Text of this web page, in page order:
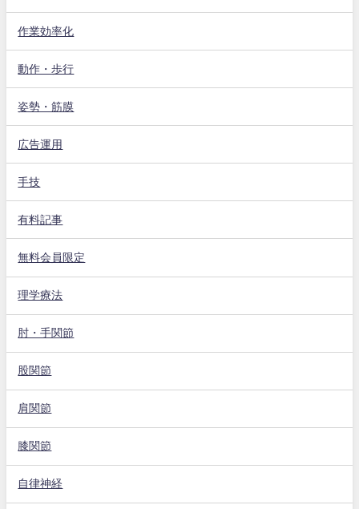
作業効率化
動作・歩行
姿勢・筋膜
広告運用
手技
有料記事
無料会員限定
理学療法
肘・手関節
股関節
肩関節
膝関節
自律神経